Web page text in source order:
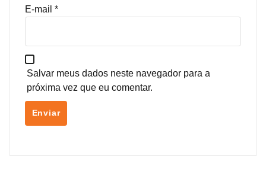
E-mail *
Salvar meus dados neste navegador para a
próxima vez que eu comentar.